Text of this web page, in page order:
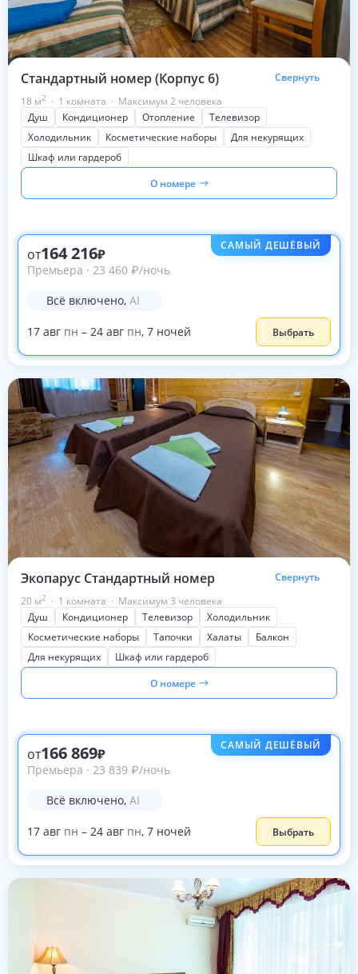
Стандартный номер (Корпус 6)
Свернуть
18 м2 · 1 комната · Максимум 2 человека
Душ
Кондиционер Отопление
Телевизор
Холодильник
Косметические наборы
Для некурящих
Шкаф или гардероб
О номере
САМЫЙ ДЕШЁВЫЙ
от164 216
Премьера · 23 460 ₽/ночь
Всё включено, AI
17 авг пн – 24 авг пн, 7 ночей Выбрать
Экопарус Стандартный номер
Свернуть
20 м2 · 1 комната · Максимум 3 человека
Душ
Кондиционер Телевизор
Холодильник
Косметические наборы
Тапочки Халаты
Балкон
Для некурящих
Шкаф или гардероб
О номере
САМЫЙ ДЕШЁВЫЙ
от166 869
Премьера · 23 839 ₽/ночь
Всё включено, AI
17 авг пн – 24 авг пн, 7 ночей Выбрать